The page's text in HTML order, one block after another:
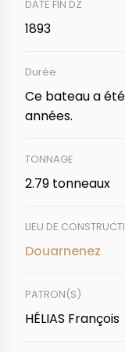
DATE FIN DZ
1893
Durée
Ce bateau a
années.
TONNAGE
2.79 tonneaux
LIEU DE
Douarnenez
PATRON(S)
HÉLIAS François